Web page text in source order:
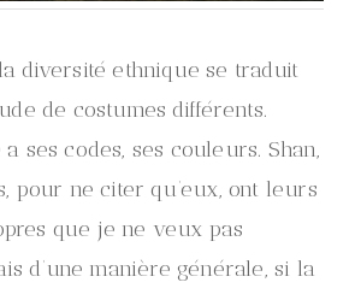
diversité ethnique se traduit
de costumes différents.
ses codes, ses couleurs. Shan,
pour ne citer qu’eux, ont leurs
que je ne veux pas
d’une manière générale, si la